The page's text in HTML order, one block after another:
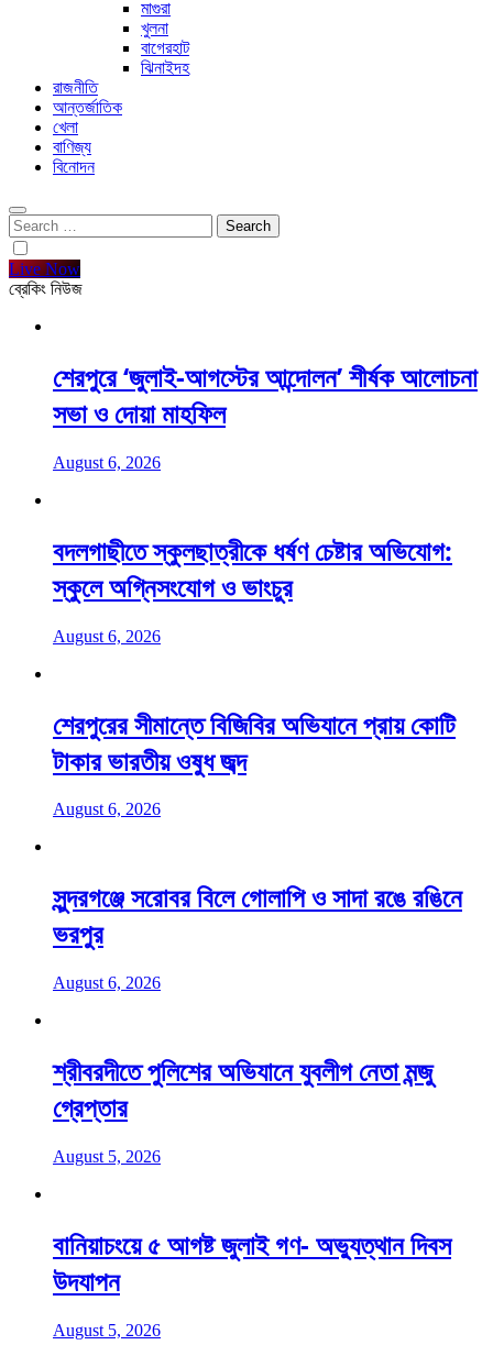
মাগুরা
খুলনা
বাগেরহাট
ঝিনাইদহ
রাজনীতি
আন্তর্জাতিক
খেলা
বাণিজ্য
বিনোদন
Search
for:
Live Now
ব্রেকিং নিউজ
শেরপুরে ‘জুলাই-আগস্টের আন্দোলন’ শীর্ষক আলোচনা
সভা ও দোয়া মাহফিল
August 6, 2026
বদলগাছীতে স্কুলছাত্রীকে ধর্ষণ চেষ্টার অভিযোগ:
স্কুলে অগ্নিসংযোগ ও ভাংচুর
August 6, 2026
শেরপুরের সীমান্তে বিজিবির অভিযানে প্রায় কোটি
টাকার ভারতীয় ওষুধ জব্দ
August 6, 2026
সুন্দরগঞ্জে সরোবর বিলে গোলাপি ও সাদা রঙে রঙিনে
ভরপুর
August 6, 2026
শ্রীবরদীতে পুলিশের অভিযানে যুবলীগ নেতা মন্জু
গ্রেপ্তার
August 5, 2026
বানিয়াচংয়ে ৫ আগষ্ট জুলাই গণ- অভ্যুত্থান দিবস
উদযাপন
August 5, 2026